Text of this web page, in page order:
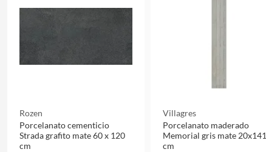
Rozen
Porcelanato cementicio
Strada grafito mate 60 x 120
cm
Villagres
Porcelanato maderado
Memorial gris mate 20x141
cm